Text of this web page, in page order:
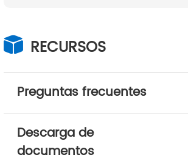
RECURSOS
Preguntas frecuentes
Descarga de
documentos